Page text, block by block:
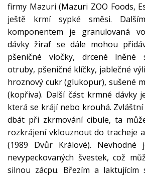
firmy Mazuri (Mazuri ZOO Foods,
ještě krmí sypké směsi.
komponentem je granulovaná
dávky žiraf se dále mohou
pšeničné vločky, drcené lněné
otruby, pšeničné klíčky, jablečné
hroznový cukr (glukopur), sušené
(kopřiva). Další část krmné dávky
která se krájí nebo krouhá.
dbát při zkrmování cibule, ta
rozkrájení vklouznout do tracheje
(1989 Dvůr Králové). Nevhodné
nevypeckovaných švestek, což
silnou zácpu. Březím a laktujícím